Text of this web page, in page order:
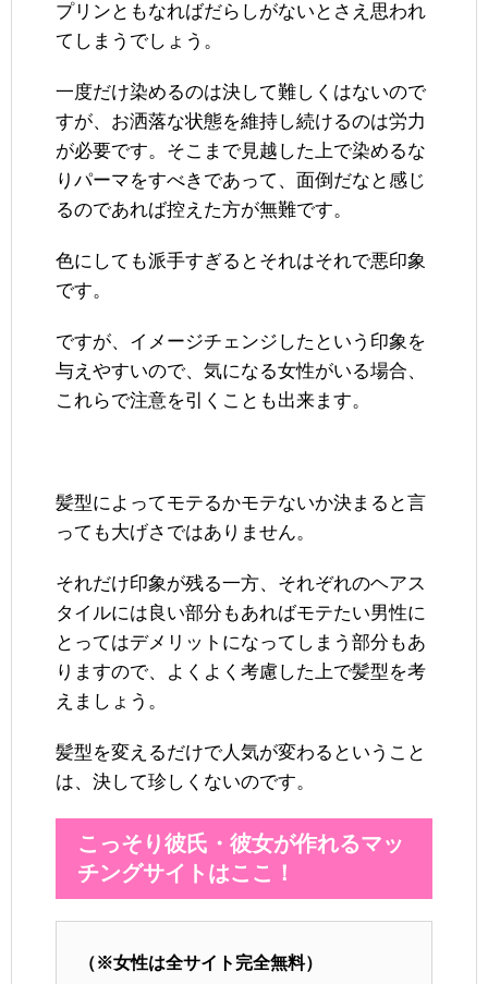
プリンともなればだらしがないとさえ思われ
てしまうでしょう。
一度だけ染めるのは決して難しくはないので
すが、お洒落な状態を維持し続けるのは労力
が必要です。そこまで見越した上で染めるな
りパーマをすべきであって、面倒だなと感じ
るのであれば控えた方が無難です。
色にしても派手すぎるとそれはそれで悪印象
です。
ですが、イメージチェンジしたという印象を
与えやすいので、気になる女性がいる場合、
これらで注意を引くことも出来ます。
髪型によってモテるかモテないか決まると言
っても大げさではありません。
それだけ印象が残る一方、それぞれのヘアス
タイルには良い部分もあればモテたい男性に
とってはデメリットになってしまう部分もあ
りますので、よくよく考慮した上で髪型を考
えましょう。
髪型を変えるだけで人気が変わるということ
は、決して珍しくないのです。
こっそり彼氏・彼女が作れるマッ
チングサイトはここ！
（※女性は全サイト完全無料）